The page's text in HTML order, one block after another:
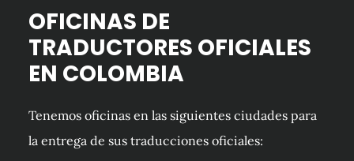
OFICINAS DE
TRADUCTORES OFICIALES
EN COLOMBIA
Tenemos oficinas en las siguientes ciudades para
la entrega de sus traducciones oficiales: